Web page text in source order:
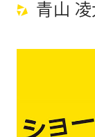
演出：平野 眞
プロデューサー
▽FOD SHORT
https://
青山